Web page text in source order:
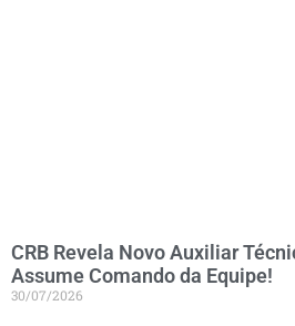
CRB Revela Novo Auxiliar
Assume Comando da Equipe!
30/07/2026